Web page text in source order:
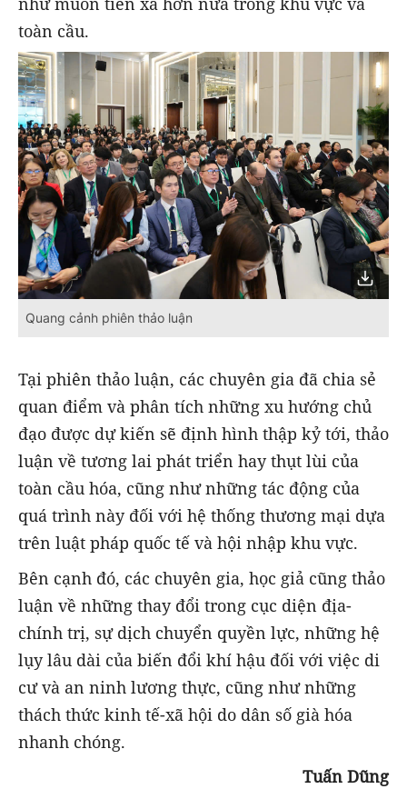
toàn cầu.
Quang cảnh phiên thảo luận
Tại phiên thảo luận, các chuyên gia đã chia sẻ
quan điểm và phân tích những xu hướng chủ
đạo được dự kiến sẽ định hình thập kỷ tới, thảo
luận về tương lai phát triển hay thụt lùi của
toàn cầu hóa, cũng như những tác động của
quá trình này đối với hệ thống thương mại dựa
trên luật pháp quốc tế và hội nhập khu vực.
Bên cạnh đó, các chuyên gia, học giả cũng thảo
luận về những thay đổi trong cục diện địa-
chính trị, sự dịch chuyển quyền lực, những hệ
lụy lâu dài của biến đổi khí hậu đối với việc di
cư và an ninh lương thực, cũng như những
thách thức kinh tế-xã hội do dân số già hóa
nhanh chóng.
Tuấn Dũng